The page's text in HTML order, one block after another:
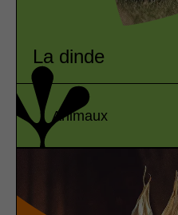
La dinde
Animaux